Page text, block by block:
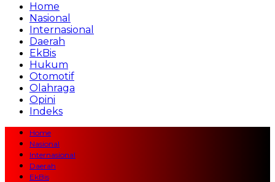
Home
Nasional
Internasional
Daerah
EkBis
Hukum
Otomotif
Olahraga
Opini
Indeks
Home
Nasional
Internasional
Daerah
EkBis